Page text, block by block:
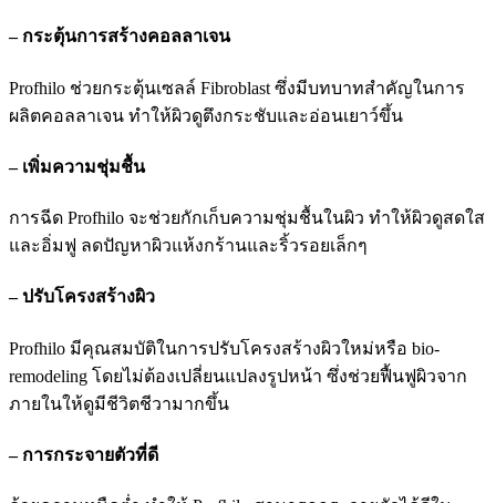
– กระตุ้นการสร้างคอลลาเจน
Profhilo ช่วยกระตุ้นเซลล์ Fibroblast ซึ่งมีบทบาทสำคัญในการ
ผลิตคอลลาเจน ทำให้ผิวดูตึงกระชับและอ่อนเยาว์ขึ้น
– เพิ่มความชุ่มชื้น
การฉีด Profhilo จะช่วยกักเก็บความชุ่มชื้นในผิว ทำให้ผิวดูสดใส
และอิ่มฟู ลดปัญหาผิวแห้งกร้านและริ้วรอยเล็กๆ
– ปรับโครงสร้างผิว
Profhilo มีคุณสมบัติในการปรับโครงสร้างผิวใหม่หรือ bio-
remodeling โดยไม่ต้องเปลี่ยนแปลงรูปหน้า ซึ่งช่วยฟื้นฟูผิวจาก
ภายในให้ดูมีชีวิตชีวามากขึ้น
– การกระจายตัวที่ดี